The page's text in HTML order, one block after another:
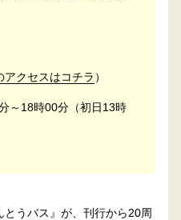
アクセスはコチラ ）
～18時00分（初日13時
うバス』が、刊行から20周